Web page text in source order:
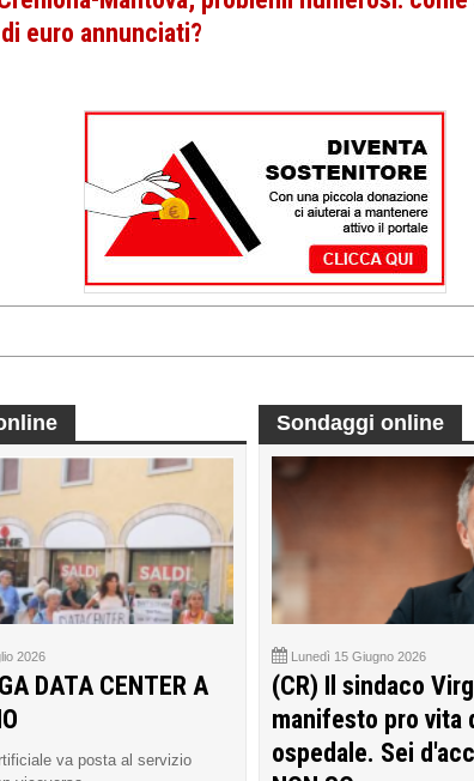
euro annunciati?
2026
DATA CENTER A
va posta al servizio
Sondaggi online
Lunedì 15 Giugno 2026
(CR) Il sindaco
manifesto pro vita
ospedale. Sei